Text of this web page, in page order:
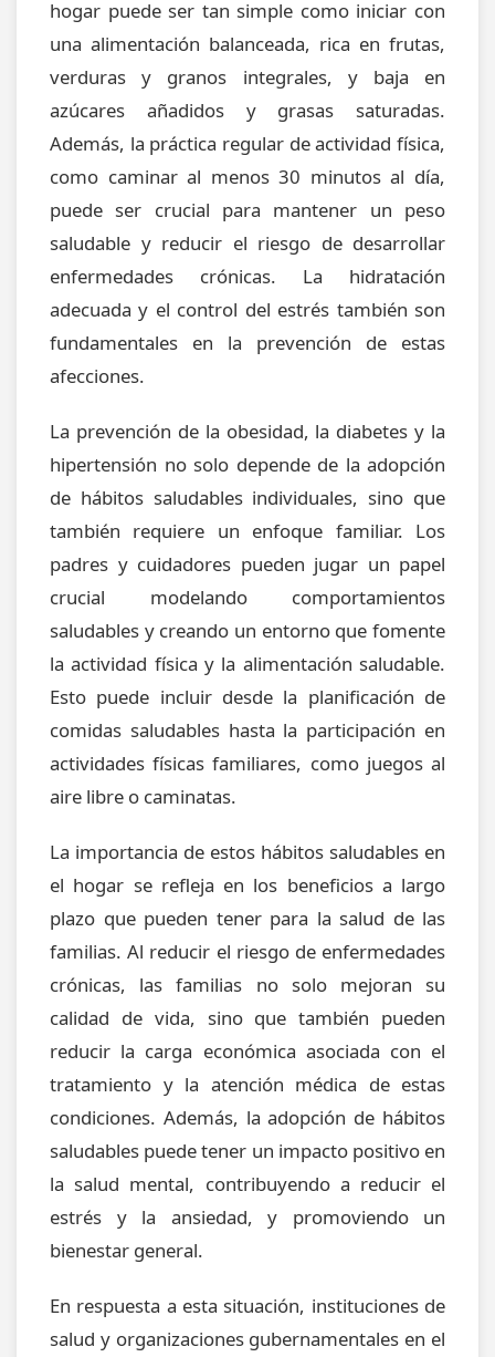
hogar puede ser tan simple como iniciar con
una alimentación balanceada, rica en frutas,
verduras y granos integrales, y baja en
azúcares añadidos y grasas saturadas.
Además, la práctica regular de actividad física,
como caminar al menos 30 minutos al día,
puede ser crucial para mantener un peso
saludable y reducir el riesgo de desarrollar
enfermedades crónicas. La hidratación
adecuada y el control del estrés también son
fundamentales en la prevención de estas
afecciones.
La prevención de la obesidad, la diabetes y la
hipertensión no solo depende de la adopción
de hábitos saludables individuales, sino que
también requiere un enfoque familiar. Los
padres y cuidadores pueden jugar un papel
crucial modelando comportamientos
saludables y creando un entorno que fomente
la actividad física y la alimentación saludable.
Esto puede incluir desde la planificación de
comidas saludables hasta la participación en
actividades físicas familiares, como juegos al
aire libre o caminatas.
La importancia de estos hábitos saludables en
el hogar se refleja en los beneficios a largo
plazo que pueden tener para la salud de las
familias. Al reducir el riesgo de enfermedades
crónicas, las familias no solo mejoran su
calidad de vida, sino que también pueden
reducir la carga económica asociada con el
tratamiento y la atención médica de estas
condiciones. Además, la adopción de hábitos
saludables puede tener un impacto positivo en
la salud mental, contribuyendo a reducir el
estrés y la ansiedad, y promoviendo un
bienestar general.
En respuesta a esta situación, instituciones de
salud y organizaciones gubernamentales en el